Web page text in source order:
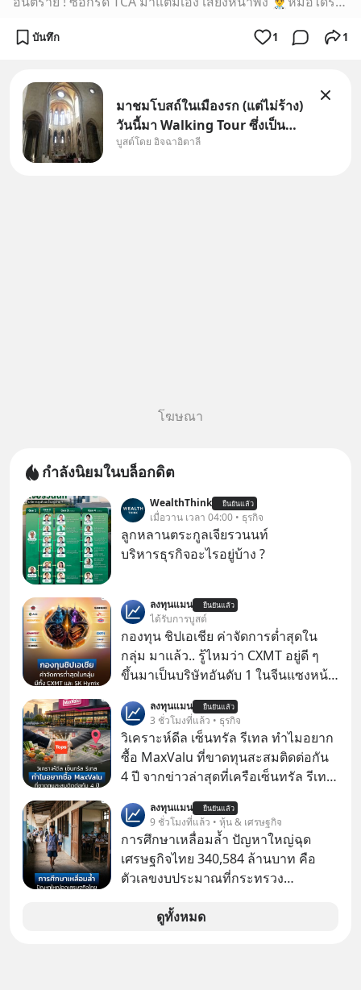
บันทึก 1 1
มาชมโบสถ์ในเมืองรก (แต่ไม่ร้าง)
วันนี้มา Walking Tour ซึ่งเป็น
กิจกรรมสุดแสนจะโปรดปรานของ
บูสต์โดย อิจฉาอิตาลี
โฆษณา
กำลังนิยมในบล็อกดิต
WealthThink ยืนยันแล้ว
เมื่อวาน เวลา 04:00 • ธุรกิจ
ลูกหลานตระกูลเจียรวนนท์
บริหารธุรกิจอะไรอยู่บ้าง ?
ลงทุนแมน ยืนยันแล้ว
ได้รับการบูสต์
กองทุน ชิปเอเชีย ค่าจัดการต่ำสุดใน
กลุ่ม มาแล้ว.. รู้ไหมว่า CXMT อยู่ดี ๆ
ขึ้นมาเป็นบริษัทอันดับ 1 ในจีนแซงหน้า
บริษัทอันดับ 1 ในไต้หวันมานานแล้ว
ลงทุนแมน ยืนยันแล้ว
3 ชั่วโมงที่แล้ว • ธุรกิจ
วิเคราะห์ดีล เซ็นทรัล รีเทล ทำไมอยาก
ซื้อ MaxValu ที่ขาดทุนสะสมติดต่อกัน
4 ปี จากข่าวล่าสุดที่เครือเซ็นทรัล รีเทล
เปอร์มาร์เก็ต MaxValu ในประเทศไทย
ที่มีอยู่ทั้งหมด 30 สาขา และจะเปลี่ยน
MaxValu เป็นแบรนด์ Tops ทั้งหมด
ลงทุนแมน ยืนยันแล้ว
9 ชั่วโมงที่แล้ว • หุ้น & เศรษฐกิจ
การศึกษาเหลื่อมล้ำ ปัญหาใหญ่ฉุด
เศรษฐกิจไทย 340,584 ล้านบาท คือ
ตัวเลขงบประมาณที่กระทรวง
รายจ่ายประจำปี 2568 ซึ่งมากที่สุดเป็น
ดูทั้งหมด